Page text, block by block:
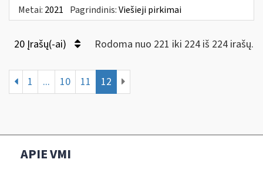
Metai: 2021 Pagrindinis:Viešieji pirkimai
20 Įrašų(-ai) Rodoma nuo 221 iki 224 iš 224 irašų.
1 ... 10 11 12
APIE VMI